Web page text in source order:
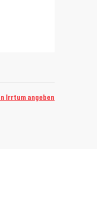
Irrtum angeben